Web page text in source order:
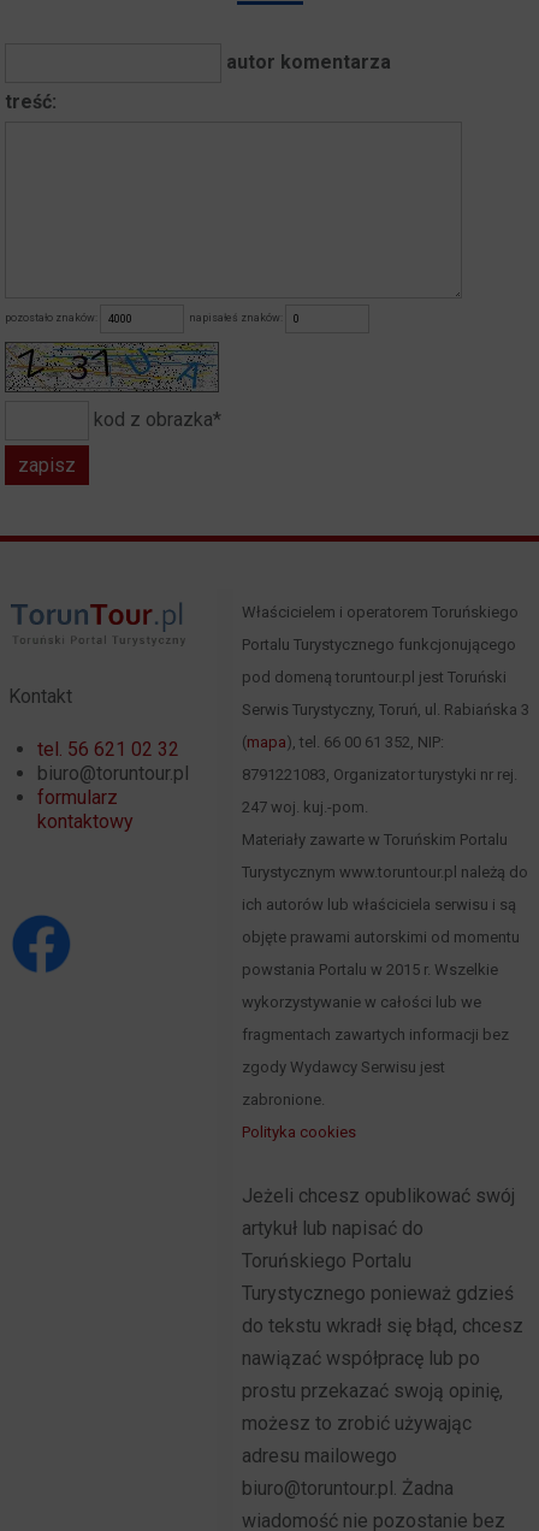
autor komentarza
treść:
pozostało znaków: napisałeś znaków:
kod z obrazka*
Kontakt
tel. 56 621 02 32
biuro@toruntour.pl
formularz
kontaktowy
Właścicielem i operatorem Toruńskiego
Portalu Turystycznego funkcjonującego
pod domeną toruntour.pl jest Toruński
Serwis Turystyczny, Toruń, ul. Rabiańska 3
(mapa), tel. 66 00 61 352, NIP:
8791221083, Organizator turystyki nr rej.
247 woj. kuj.-pom.
Materiały zawarte w Toruńskim Portalu
Turystycznym www.toruntour.pl należą do
ich autorów lub właściciela serwisu i są
objęte prawami autorskimi od momentu
powstania Portalu w 2015 r. Wszelkie
wykorzystywanie w całości lub we
fragmentach zawartych informacji bez
zgody Wydawcy Serwisu jest
zabronione.
Polityka cookies
Jeżeli chcesz opublikować swój
artykuł lub napisać do
Toruńskiego Portalu
Turystycznego ponieważ gdzieś
do tekstu wkradł się błąd, chcesz
nawiązać współpracę lub po
prostu przekazać swoją opinię,
możesz to zrobić używając
adresu mailowego
biuro@toruntour.pl. Żadna
wiadomość nie pozostanie bez